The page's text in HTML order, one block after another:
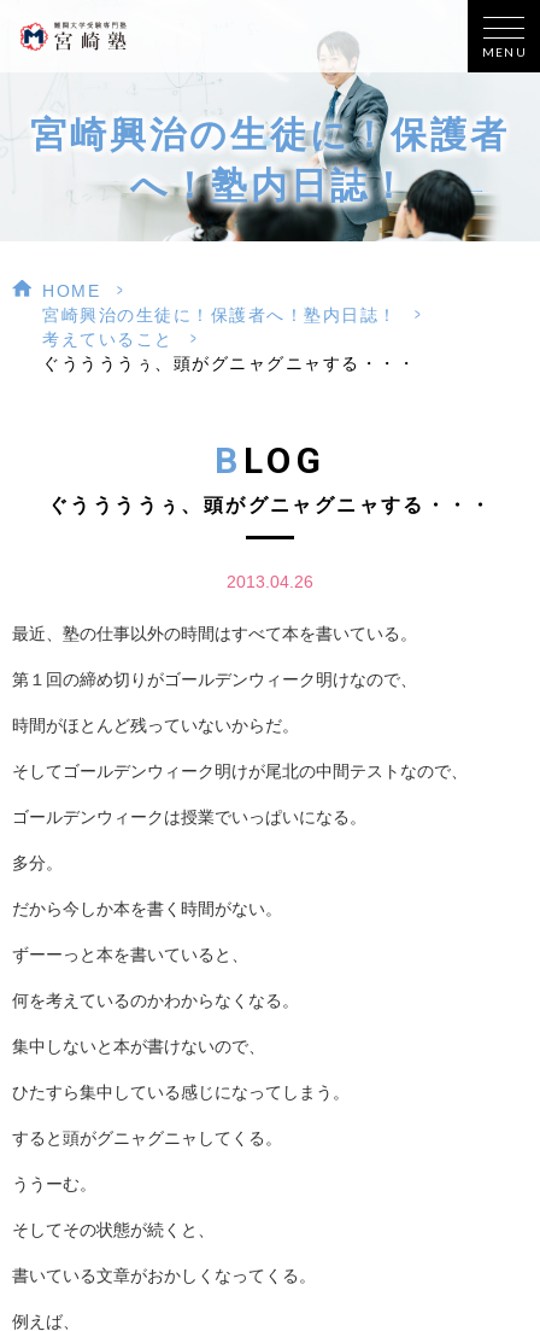
MENU
宮崎興治の生徒に！保護者
へ！塾内日誌！
HOME
>
宮崎興治の生徒に！保護者へ！塾内日誌！
>
考えていること
>
ぐううううぅ、頭がグニャグニャする・・・
BLOG
ぐううううぅ、頭がグニャグニャする・・・
2013.04.26
最近、塾の仕事以外の時間はすべて本を書いている。
第１回の締め切りがゴールデンウィーク明けなので、
時間がほとんど残っていないからだ。
そしてゴールデンウィーク明けが尾北の中間テストなので、
ゴールデンウィークは授業でいっぱいになる。
多分。
だから今しか本を書く時間がない。
ずーーっと本を書いていると、
何を考えているのかわからなくなる。
集中しないと本が書けないので、
ひたすら集中している感じになってしまう。
すると頭がグニャグニャしてくる。
ううーむ。
そしてその状態が続くと、
書いている文章がおかしくなってくる。
例えば、